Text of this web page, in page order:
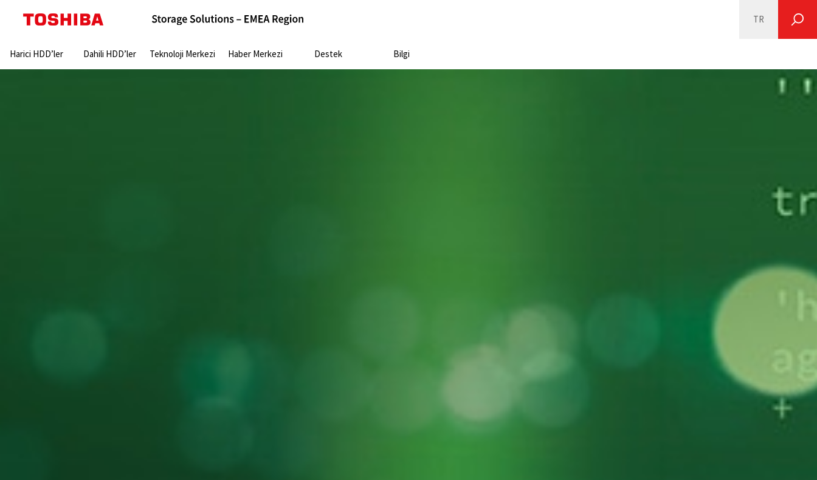
Harici HDD’ler Dahili HDD’ler Teknoloji Merkezi Haber Merkezi Destek Bilgi
TR
Search: